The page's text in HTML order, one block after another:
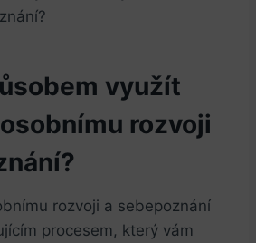
využít
rozvoji
rozvoji a sebepoznání
procesem, který vám